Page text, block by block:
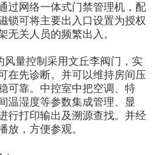
过网络一体式门禁管理机，配
锁可将主要出入口设置为授权
无关人员的频繁出入。
控制采用文丘李阀门，实
在先诊断。并可以维持房间压
可靠。中控室中把空调、特
温湿度等参数集成管理、显
行打印输出及溯源查找。并经
放，方便参观。